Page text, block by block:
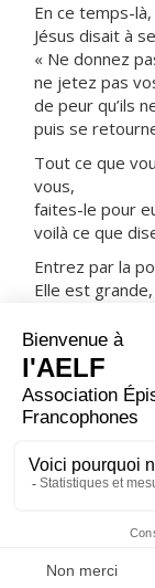
En ce temps-là,
Jésus disait à
« Ne donnez
ne jetez pas
de peur qu’ils
puis se
Tout ce que
vous,
faites-le pour
voilà ce que
Entrez par la
Elle est
qui conduit à la
et ils sont
Mais elle est
il est resserré,
qui conduit à la
et ils sont peu
– Acclamons la